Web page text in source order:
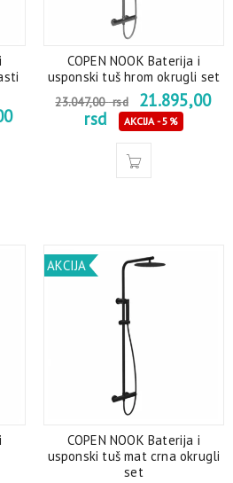
COPEN NOOK Baterija i
usponski tuš hrom okrugli set
23.047,00rsd
21.895,00
rsd
AKCIJA - 5%
AKCIJA
COPEN NOOK Baterija i
usponski tuš mat crna okrugli
set